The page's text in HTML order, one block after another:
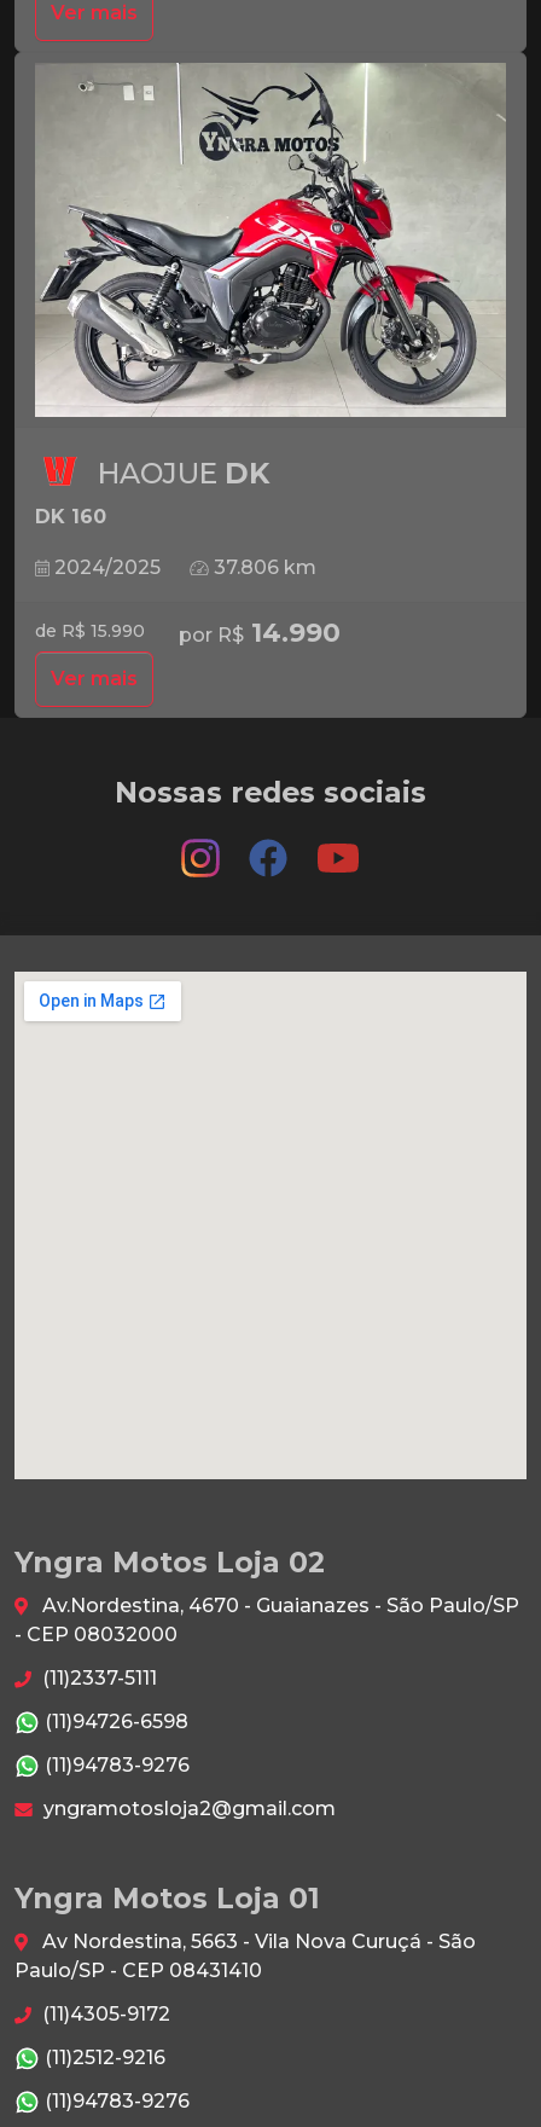
Ver mais
HAOJUE DK
DK 160
2024/2025 37.806 km
de R$ 15.990 por R$ 14.990
Ver mais
Nossas redes sociais
Yngra Motos Loja 02
Av.Nordestina, 4670 - Guaianazes - São Paulo/SP
- CEP 08032000
(11)2337-5111
(11)94726-6598
(11)94783-9276
yngramotosloja2@gmail.com
Yngra Motos Loja 01
Av Nordestina, 5663 - Vila Nova Curuçá - São
Paulo/SP - CEP 08431410
(11)4305-9172
(11)2512-9216
(11)94783-9276